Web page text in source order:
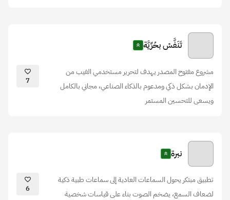
تَنَفَّسْ بحُرِّيَّة
مشروع مفتوح المصدر يهدف لتحرير مستخدمي الفيب من
الإدمان بشكل ذكي ومدعوم بالذكاء الصناعي، مجاني بالكامل
ويسعى للتحسين المستمر
7
نبرة
تطبيق مبتكر يحول السماعات العادية إلى سماعات طبية ذكية
لضعاف السمع، يضخم الصوت بناء على قياسات شخصية
6